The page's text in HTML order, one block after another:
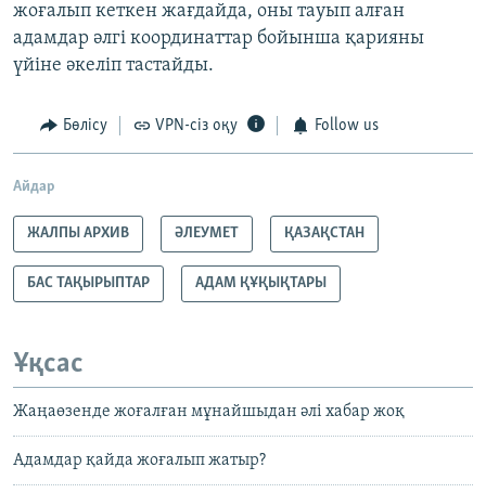
жоғалып кеткен жағдайда, оны тауып алған
адамдар әлгі координаттар бойынша қарияны
үйіне әкеліп тастайды.
Бөлісу VPN-сіз оқу Follow us
Айдар
ЖАЛПЫ АРХИВ ӘЛЕУМЕТ ҚАЗАҚСТАН
БАС ТАҚЫРЫПТАР АДАМ ҚҰҚЫҚТАРЫ
Ұқсас
Жаңаөзенде жоғалған мұнайшыдан әлі хабар жоқ
Адамдар қайда жоғалып жатыр?